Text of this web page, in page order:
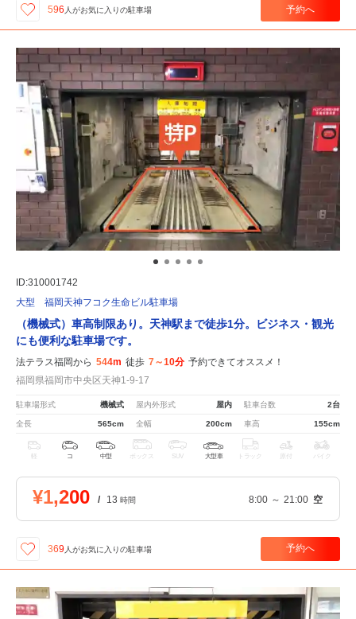
596 人がお気に入りの駐車場 予約へ
ID:310001742
大型 福岡天神フコク生命ビル駐車場
（機械式）車高制限あり。天神駅まで徒歩1分。ビジネス・観光
にも便利な駐車場です。
法テラス福岡から 544m 徒歩 7～10分 予約できてオススメ！
福岡県福岡市中央区天神1-9-17
駐車場形式 機械式 屋内外形式 屋内 駐車台数 2台
全長 565cm 全幅 200cm 車高 155cm
軽 コ 中型 ボックス SUV 大型車 トラック 原付 バイク
¥1,200 / 13 時間 8:00 ～ 21:00 空
369 人がお気に入りの駐車場 予約へ